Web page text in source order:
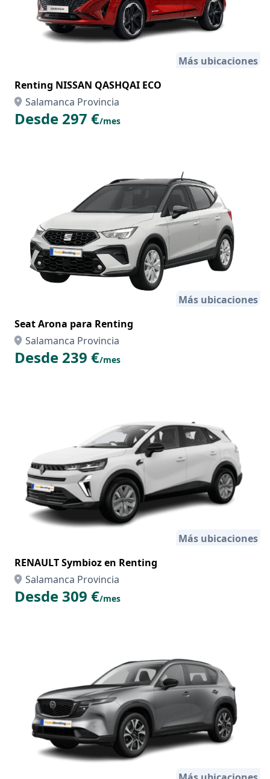
Más ubicaciones
Renting NISSAN QASHQAI ECO
Salamanca Provincia
Desde 297 €/mes
Más ubicaciones
Seat Arona para Renting
Salamanca Provincia
Desde 239 €/mes
Más ubicaciones
RENAULT Symbioz en Renting
Salamanca Provincia
Desde 309 €/mes